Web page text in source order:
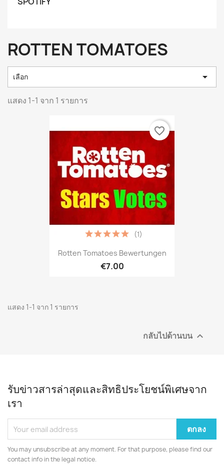
ROTTEN TOMATOES
เลือก 
แสดง 1-1 จาก 1 รายการ
Rotten Tomatoes Bewertungen
€7.00
(1)
favorite_border
แสดง 1-1 จาก 1 รายการ
กลับไปด้านบน 
รับข่าวสารล่าสุดและสิทธิประโยชน์พิเศษจาก
เรา
You may unsubscribe at any moment. For that purpose, please find our
contact info in the legal notice.